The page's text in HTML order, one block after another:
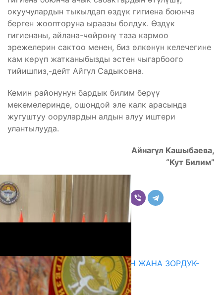
окуучулардын тыкылдап өздүк гигиена боюнча
берген жоопторуна ыраазы болдук. Өздүк
гигиенаны, айлана-чөйрөнү таза кармоо
эрежелерин сактоо менен, биз өлкөнүн келечегине
кам көрүп жатканыбызды эстен чыгарбоого
тийишпиз,-дейт Айгүл Садыковна.
Кемин районунун бардык билим берүү
мекемелеринде, ошондой эле калк арасында
жугуштуу оорулардын алдын алуу иштери
улантылууда.
Айнагүл Кашыбаева,
“Кут Билим”
Комментарийлер
ГЕНДЕРДИК БАСМЫРЛООДОН ЖАНА ЗОРДУК-
ЗОМБУЛУКТАН КОРГОО
07.08.2026